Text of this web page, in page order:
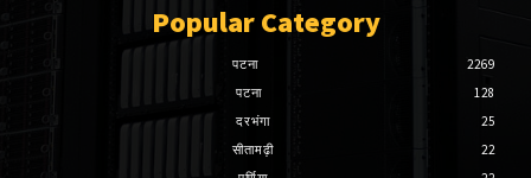
Popular Category
पटना
2269
पटना
128
दरभंगा
25
सीतामढ़ी
22